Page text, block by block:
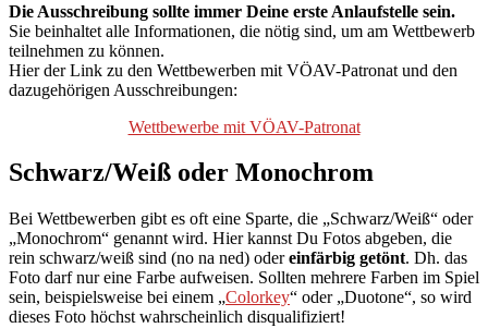
Die Ausschreibung sollte immer Deine erste Anlaufstelle sein.
Sie beinhaltet alle Informationen, die nötig sind, um am Wettbewerb
teilnehmen zu können.
Hier der Link zu den Wettbewerben mit VÖAV-Patronat und den
dazugehörigen Ausschreibungen:
Wettbewerbe mit VÖAV-Patronat
Schwarz/Weiß oder Monochrom
Bei Wettbewerben gibt es oft eine Sparte, die „Schwarz/Weiß“ oder
„Monochrom“ genannt wird. Hier kannst Du Fotos abgeben, die
rein schwarz/weiß sind (no na ned) odereinfärbig getönt. Dh. das
Foto darf nur eine Farbe aufweisen. Sollten mehrere Farben im Spiel
sein, beispielsweise bei einem „Colorkey“ oder „Duotone“, so wird
dieses Foto höchst wahrscheinlich disqualifiziert!